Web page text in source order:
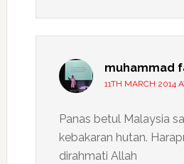
muhammad
11TH MARCH 2014
Panas betul Malaysia
kebakaran hutan.
dirahmati Allah